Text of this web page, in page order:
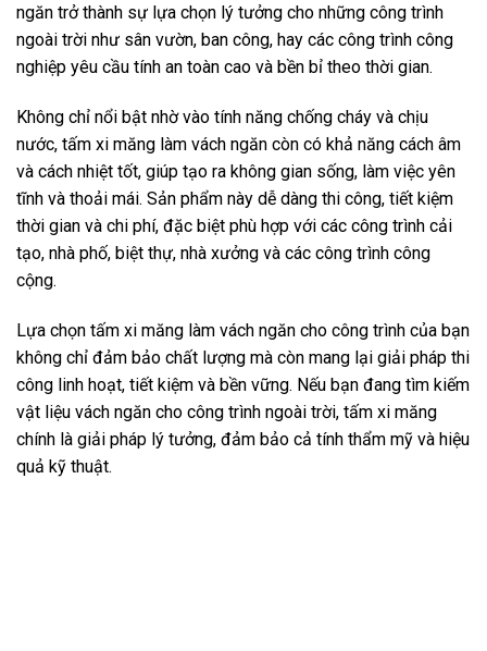
ngăn trở thành sự lựa chọn lý tưởng cho những công trình
ngoài trời như sân vườn, ban công, hay các công trình công
nghiệp yêu cầu tính an toàn cao và bền bỉ theo thời gian.
Không chỉ nổi bật nhờ vào tính năng chống cháy và chịu
nước, tấm xi măng làm vách ngăn còn có khả năng cách âm
và cách nhiệt tốt, giúp tạo ra không gian sống, làm việc yên
tĩnh và thoải mái. Sản phẩm này dễ dàng thi công, tiết kiệm
thời gian và chi phí, đặc biệt phù hợp với các công trình cải
tạo, nhà phố, biệt thự, nhà xưởng và các công trình công
cộng.
Lựa chọn tấm xi măng làm vách ngăn cho công trình của bạn
không chỉ đảm bảo chất lượng mà còn mang lại giải pháp thi
công linh hoạt, tiết kiệm và bền vững. Nếu bạn đang tìm kiếm
vật liệu vách ngăn cho công trình ngoài trời, tấm xi măng
chính là giải pháp lý tưởng, đảm bảo cả tính thẩm mỹ và hiệu
quả kỹ thuật.